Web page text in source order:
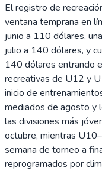
El registro de
ventana temprana en
junio a 110 dólares,
julio a 140 dólares, y
140 dólares entrando
recreativas de U12 y
inicio de
mediados de agosto y
las divisiones más
octubre, mientras
semana de torneo a
reprogramados por